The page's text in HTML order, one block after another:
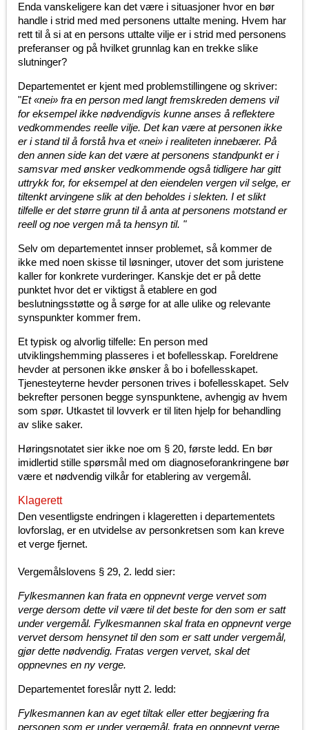
Enda vanskeligere kan det være i situasjoner hvor en bør
handle i strid med med personens uttalte mening. Hvem har
rett til å si at en persons uttalte vilje er i strid med personens
preferanser og på hvilket grunnlag kan en trekke slike
slutninger?
Departementet er kjent med problemstillingene og skriver:
"Et «nei» fra en person med langt fremskreden demens vil
for eksempel ikke nødvendigvis kunne anses å reflektere
vedkommendes reelle vilje. Det kan være at personen ikke
er i stand til å forstå hva et «nei» i realiteten innebærer. På
den annen side kan det være at personens standpunkt er i
samsvar med ønsker vedkommende også tidligere har gitt
uttrykk for, for eksempel at den eiendelen vergen vil selge, er
tiltenkt arvingene slik at den beholdes i slekten. I et slikt
tilfelle er det større grunn til å anta at personens motstand er
reell og noe vergen må ta hensyn til. "
Selv om departementet innser problemet, så kommer de
ikke med noen skisse til løsninger, utover det som juristene
kaller for konkrete vurderinger. Kanskje det er på dette
punktet hvor det er viktigst å etablere en god
beslutningsstøtte og å sørge for at alle ulike og relevante
synspunkter kommer frem.
Et typisk og alvorlig tilfelle: En person med
utviklingshemming plasseres i et bofellesskap. Foreldrene
hevder at personen ikke ønsker å bo i bofellesskapet.
Tjenesteyterne hevder personen trives i bofellesskapet. Selv
bekrefter personen begge synspunktene, avhengig av hvem
som spør. Utkastet til lovverk er til liten hjelp for behandling
av slike saker.
Høringsnotatet sier ikke noe om § 20, første ledd. En bør
imidlertid stille spørsmål med om diagnoseforankringene bør
være et nødvendig vilkår for etablering av vergemål.
Klagerett
Den vesentligste endringen i klageretten i departementets
lovforslag, er en utvidelse av personkretsen som kan kreve
et verge fjernet.
Vergemålslovens § 29, 2. ledd sier:
Fylkesmannen kan frata en oppnevnt verge vervet som
verge dersom dette vil være til det beste for den som er satt
under vergemål. Fylkesmannen skal frata en oppnevnt verge
vervet dersom hensynet til den som er satt under vergemål,
gjør dette nødvendig. Fratas vergen vervet, skal det
oppnevnes en ny verge.
Departementet foreslår nytt 2. ledd:
Fylkesmannen kan av eget tiltak eller etter begjæring fra
personen som er under vergemål, frata en oppnevnt verge